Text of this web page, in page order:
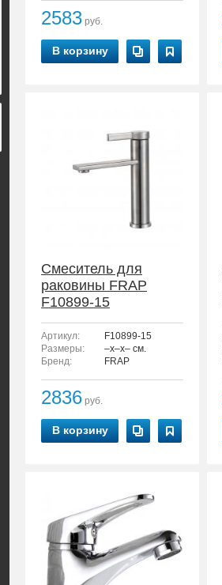
2583 руб.
В корзину
Смеситель для
раковины FRAP
F10899-15
Артикул:
F10899-15
Размеры:
–x–x– см.
Бренд:
FRAP
2836 руб.
В корзину